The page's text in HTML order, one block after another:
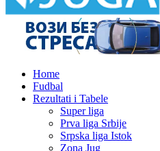
Home
Fudbal
Rezultati i Tabele
Super liga
Prva liga Srbije
Srpska liga Istok
Zona Jug